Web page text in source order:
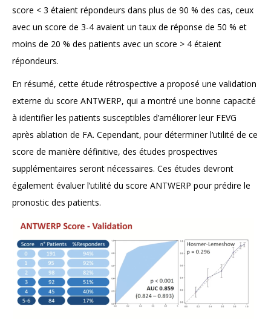
score < 3 étaient répondeurs dans plus de 90 % des cas, ceux
avec un score de 3-4 avaient un taux de réponse de 50 % et
moins de 20 % des patients avec un score > 4 étaient
répondeurs.
En résumé, cette étude rétrospective a proposé une validation
externe du score ANTWERP, qui a montré une bonne capacité
à identifier les patients susceptibles d’améliorer leur FEVG
après ablation de FA. Cependant, pour déterminer l’utilité de ce
score de manière définitive, des études prospectives
supplémentaires seront nécessaires. Ces études devront
également évaluer l’utilité du score ANTWERP pour prédire le
pronostic des patients.